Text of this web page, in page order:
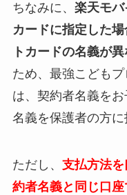
ちなみに、 楽天モ
カードに指定した
トカードの名義が
ため、最強こども
は、契約者名義を
名義を保護者の方に
ただし、 支払方法
約者名義と同じ口